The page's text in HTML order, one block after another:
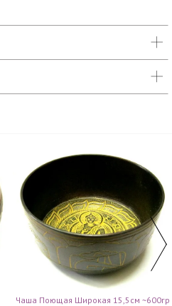
Чаша Поющая Широкая 15,5см ~600гр